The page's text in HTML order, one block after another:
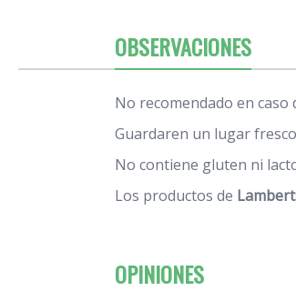
OBSERVACIONES
No recomendado en caso
Guardaren un lugar
No contiene gluten ni
Los productos de
OPINIONES